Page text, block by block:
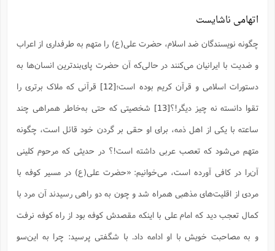
اتهامی ناشایست
چگونه نویسندگان ضد اسلام، حضرت علی(ع) ‌را متهم به طرفداری از اعراب
و ضدیت با ایرانیان می‌کنند در حالی‌که آن حضرت پای‌بند‌ترین انسان‌ها به
دستورات اسلامی و قرآن کریم بوده است؛[12]
قرآنی که ملاک برتری را
تقوا دانسته نه چیز دیگر!؟[13]
شخصیتی که حتی به‌خاطر همراهی چند
ساعته با یکی از اهل ذمه، برای او حقی بر گردن خود قائل است، چگونه
متهم می‌شود که تعصب عربی داشته است!؟ در حدیثی که مرحوم کلینی
آن‌را در کافی آورده است، می‌خوانیم: «حضرت علی(ع) در مسیر کوفه با
مردی از اقلیت‌های مذهبی همراه شد و چون به دو راهی رسیدند آن مرد با
کمال تعجب دید که امام علی با اینکه مقصدش کوفه بود از راه کوفه نرفت
و به مصاحبت خویش با او ادامه داد. با شگفتی پرسید: چرا به این‌سو